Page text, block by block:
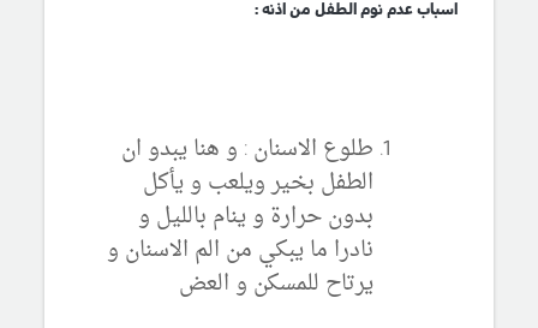
اسباب عدم نوم الطفل من اذنه :
طلوع الاسنان : و هنا يبدو ان
الطفل بخير ويلعب و يأكل
بدون حرارة و ينام بالليل و
نادرا ما يبكي من الم الاسنان و
يرتاح للمسكن و العض